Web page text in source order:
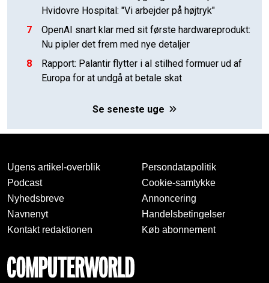
Hvidovre Hospital: "Vi arbejder på højtryk"
7
OpenAI snart klar med sit første hardwareprodukt:
Nu pipler det frem med nye detaljer
8
Rapport: Palantir flytter i al stilhed formuer ud af
Europa for at undgå at betale skat
Se seneste uge
Ugens artikel-overblik
Podcast
Nyhedsbreve
Navnenyt
Kontakt redaktionen
Persondatapolitik
Cookie-samtykke
Annoncering
Handelsbetingelser
Køb abonnement